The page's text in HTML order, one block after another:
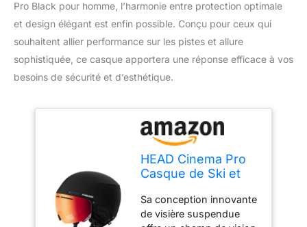
Pro Black pour homme, l’harmonie entre protection optimale
et design élégant est enfin possible. Conçu pour ceux qui
souhaitent allier performance sur les pistes et allure
sophistiquée, ce casque apportera une réponse efficace à vos
besoins de sécurité et d’esthétique.
HEAD Cinema Pro
Casque de Ski et
Unisexe, Noir,
XL/XXL
Sa conception innovante
de visière suspendue